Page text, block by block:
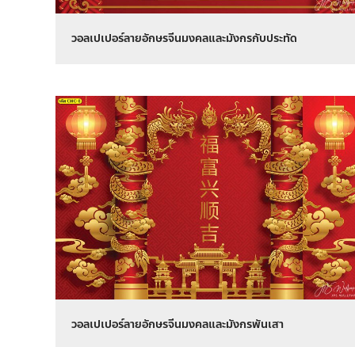
วอลเปเปอร์ลายอักษรจีนมงคลและมังกรกับประทัด
วอลเปเปอร์ลายอักษรจีนมงคลและมังกรพันเสา